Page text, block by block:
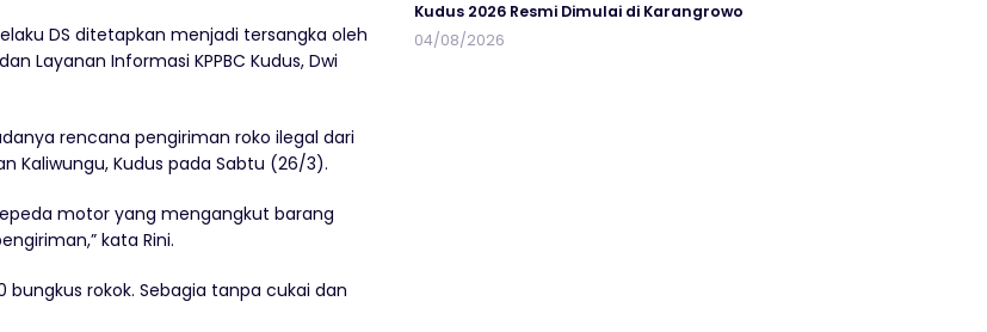
DS ditetapkan menjadi tersangka oleh
Layanan Informasi KPPBC Kudus, Dwi
rencana pengiriman roko ilegal dari
Kaliwungu, Kudus pada Sabtu (26/3).
motor yang mengangkut barang
kata Rini.
bungkus rokok. Sebagia tanpa cukai dan
Kudus 2026 Resmi Dimulai di Karangrowo
04/08/2026